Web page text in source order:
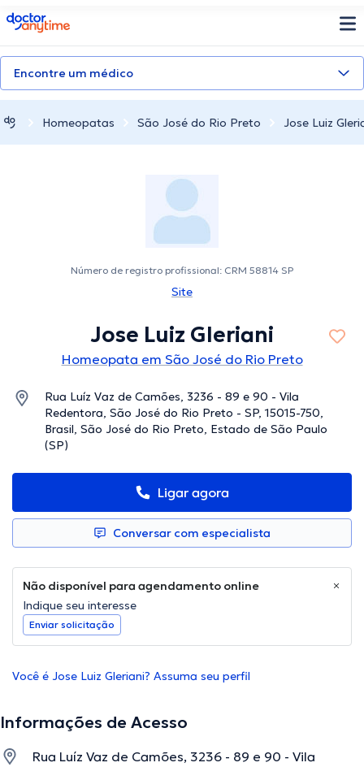
doctoranytime
Encontre um médico
Homeopatas São José do Rio Preto Jose Luiz
Número de registro profissional: CRM 58814 SP
Site
Jose Luiz Gleriani
Homeopata em São José do Rio Preto
Rua Luíz Vaz de Camões, 3236 - 89 e 90 - Vila
Redentora, São José do Rio Preto - SP, 15015-750,
Brasil, São José do Rio Preto, Estado de São Paulo
(SP)
Ligar agora
Conversar com especialista
Não disponível para agendamento online
Indique seu interesse
Enviar solicitação
Você é Jose Luiz Gleriani? Assuma seu perfil
Informações de Acesso
Rua Luíz Vaz de Camões, 3236 - 89 e 90 - Vila